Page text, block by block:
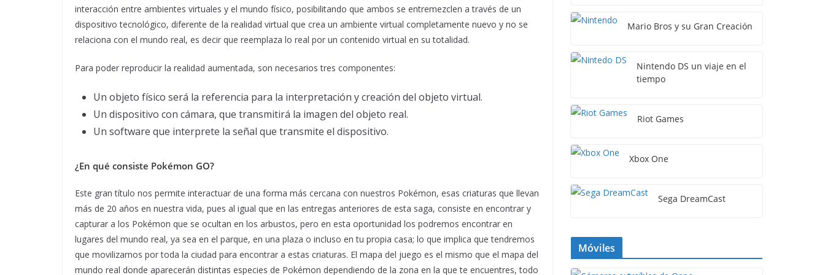
interacción entre ambientes virtuales y el mundo físico, posibilitando que ambos se entremezclen a través de un
dispositivo tecnológico, diferente de la realidad virtual que crea un ambiente virtual completamente nuevo y no se
relaciona con el mundo real, es decir que reemplaza lo real por un contenido virtual en su totalidad.
Para poder reproducir la realidad aumentada, son necesarios tres componentes:
Un objeto físico será la referencia para la interpretación y creación del objeto virtual.
Un dispositivo con cámara, que transmitirá la imagen del objeto real.
Un software que interprete la señal que transmite el dispositivo.
¿En qué consiste Pokémon GO?
Este gran título nos permite interactuar de una forma más cercana con nuestros Pokémon, esas criaturas que llevan
más de 20 años en nuestra vida, pues al igual que en las entregas anteriores de esta saga, consiste en encontrar y
capturar a los Pokémon que se ocultan en los arbustos, pero en esta oportunidad los podremos encontrar en
lugares del mundo real, ya sea en el parque, en una plaza o incluso en tu propia casa; lo que implica que tendremos
que movilizarnos por toda la ciudad para encontrar a estas criaturas. El mapa del juego es el mismo que el mapa del
mundo real donde aparecerán distintas especies de Pokémon dependiendo de la zona en la que te encuentres, todo
Mario Bros y su Gran Creación
Nintendo DS un viaje en el
tiempo
Riot Games
Xbox One
Sega DreamCast
Móviles